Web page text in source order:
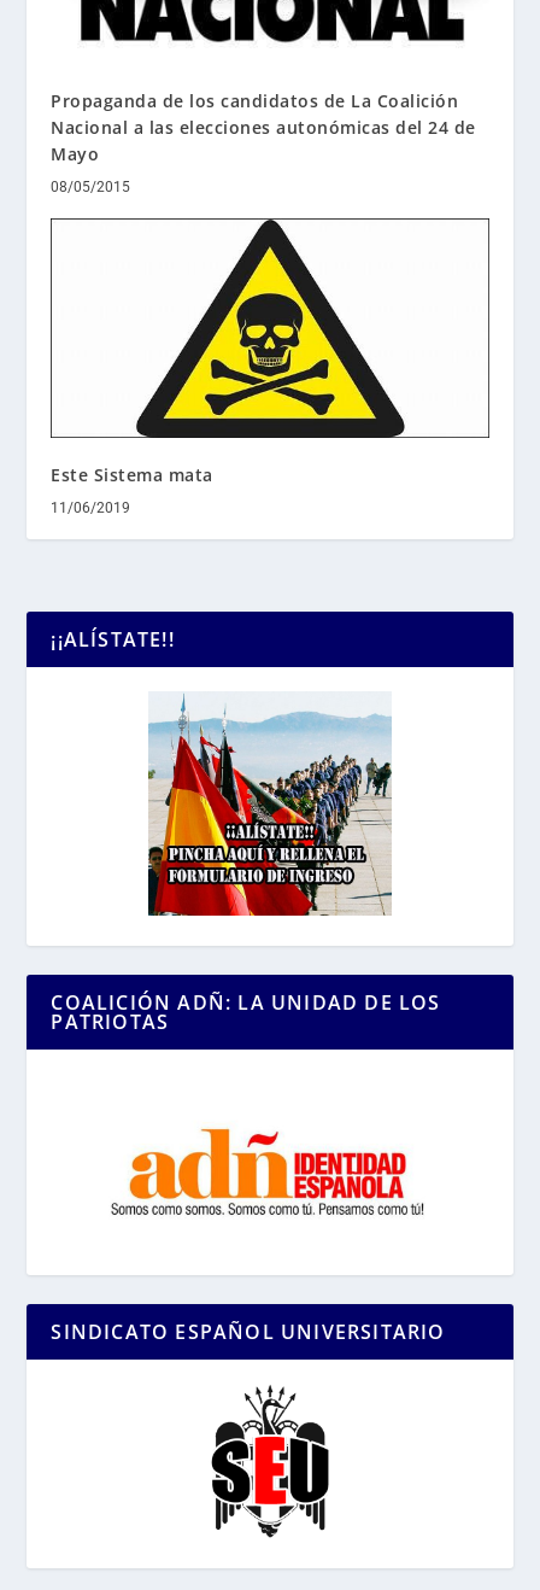
Propaganda de los candidatos de La Coalición
Nacional a las elecciones autonómicas del 24 de
Mayo
08/05/2015
Este Sistema mata
11/06/2019
¡¡ALÍSTATE!!
COALICIÓN ADÑ: LA UNIDAD DE LOS
PATRIOTAS
SINDICATO ESPAÑOL UNIVERSITARIO